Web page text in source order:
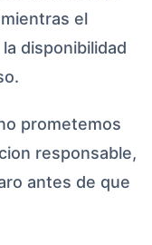
el
disponibilidad
prometemos
responsable,
antes de que